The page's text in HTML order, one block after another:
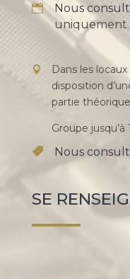
Nous
uniquement.
Dans les
disposition
partie
Groupe jusqu’à
Nous
SE